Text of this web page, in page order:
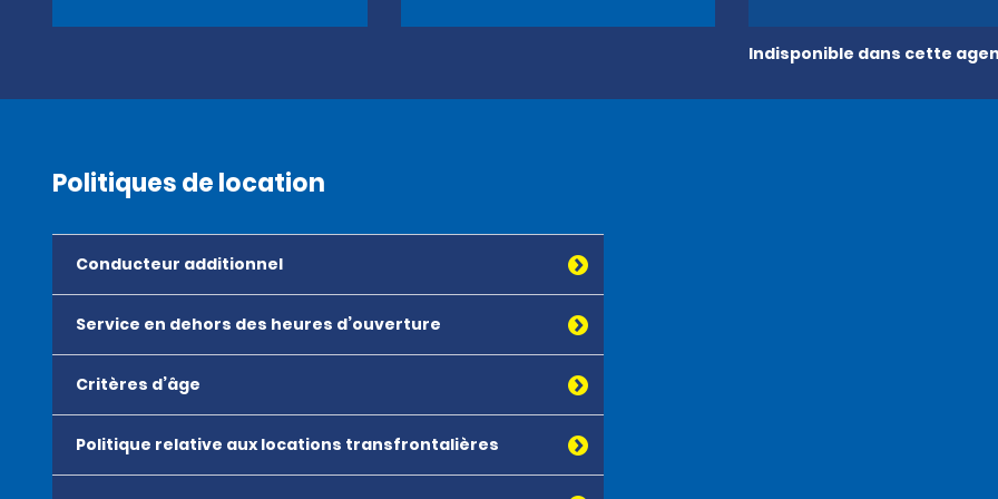
Indisponible dans cette
Politiques de location
Conducteur additionnel
Service en dehors des heures d’ouverture
Critères d’âge
Politique relative aux locations transfrontalières